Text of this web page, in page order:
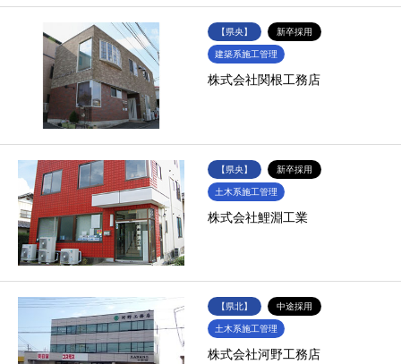
【県央】 新卒採用
建築系施工管理
株式会社関根工務店
【県央】 新卒採用
土木系施工管理
株式会社鯉淵工業
【県北】 中途採用
土木系施工管理
株式会社河野工務店